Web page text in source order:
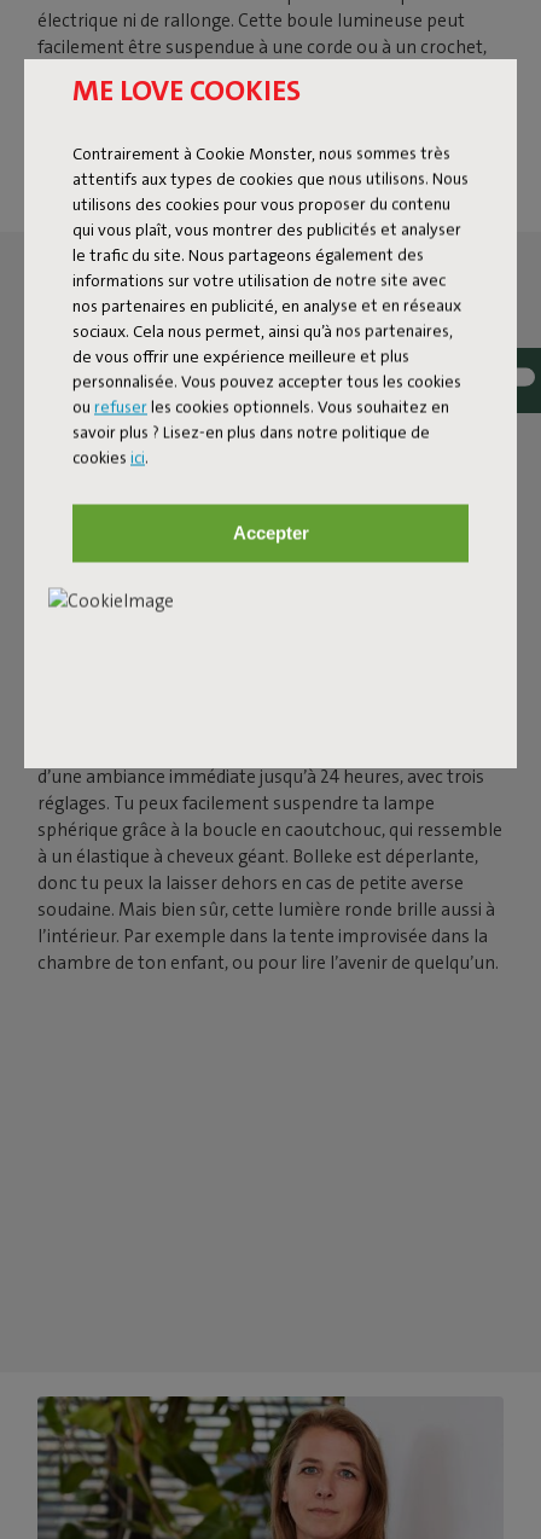
ME LOVE COOKIES
Contrairement à Cookie Monster, nous sommes très
attentifs aux types de cookies que nous utilisons. Nous
utilisons des cookies pour vous proposer du contenu
qui vous plaît, vous montrer des publicités et analyser
le trafic du site. Nous partageons également des
informations sur votre utilisation de notre site avec
nos partenaires en publicité, en analyse et en réseaux
sociaux. Cela nous permet, ainsi qu’à nos partenaires,
de vous offrir une expérience meilleure et plus
personnalisée. Vous pouvez accepter tous les cookies
ou refuserles cookies optionnels. Vous souhaitez en
savoir plus ? Lisez-en plus dans notre politique de
cookies ici.
Accepter
électrique ni de rallonge. Cette boule lumineuse peut
facilement être suspendue à une corde ou à un crochet,
rentrer parce qu'il commence à faire nuit ? Pourquoi ?
LA BOULE LUMINEUSE LED
d’une ambiance immédiate jusqu’à 24 heures, avec trois
réglages. Tu peux facilement suspendre ta lampe
sphérique grâce à la boucle en caoutchouc, qui ressemble
à un élastique à cheveux géant. Bolleke est déperlante,
donc tu peux la laisser dehors en cas de petite averse
soudaine. Mais bien sûr, cette lumière ronde brille aussi à
l’intérieur. Par exemple dans la tente improvisée dans la
chambre de ton enfant, ou pour lire l’avenir de quelqu’un.